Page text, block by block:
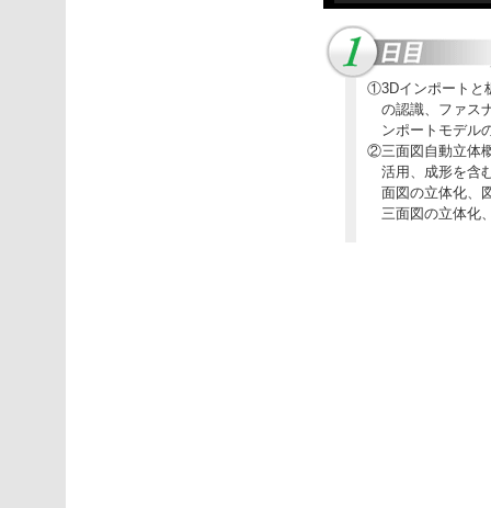
①3Dインポートと
の認識、ファス
ンポートモデル
②三面図自動立体
活用、成形を含
面図の立体化、
三面図の立体化